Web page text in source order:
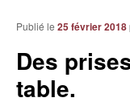
Des
table.
Publié le 25 février 2018